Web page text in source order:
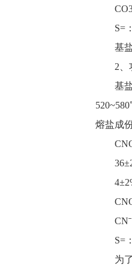
CO3=
S=：
基盐
2、功
基盐
熔盐成
CNOˉ
CNOˉ
CNˉ：
S=：
为了